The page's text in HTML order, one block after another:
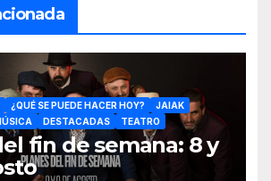
¿QUÉ SE PUEDE HACER HOY?
JAIAK
DESTACADAS TEATRO
fin de semana: 8 y